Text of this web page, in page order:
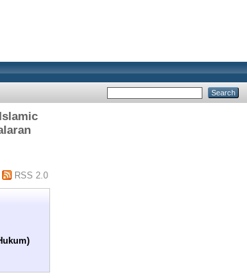
RSS 2.0